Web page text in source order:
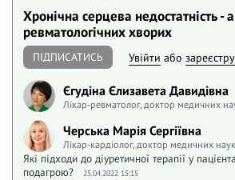
Хронічна серцева недостатність -
ревматологічних хворих
ПІДПИСАТИСЬ Увійти або
Єгудіна Єлизавета Давидівна
Лікар-ревматолог, доктор медичних
Черська Марія Сергіївна
Лікар-кардіолог, доктор медичних наук
Які підходи до діуретичної терапії у
подагрою?
25.04.2022 15:15